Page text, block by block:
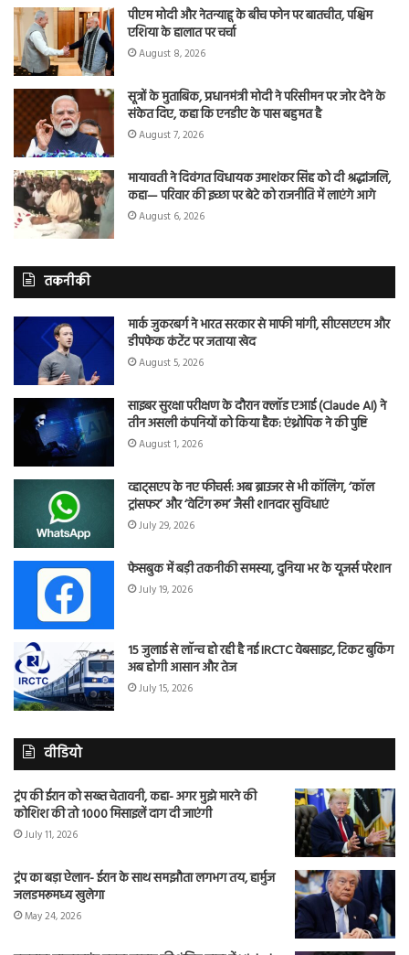
पीएम मोदी और नेतन्याहू के बीच फोन पर बातचीत, पश्चिम
एशिया के हालात पर चर्चा
August 8, 2026
सूत्रों के मुताबिक, प्रधानमंत्री मोदी ने परिसीमन पर जोर देने के
संकेत दिए, कहा कि एनडीए के पास बहुमत है
August 7, 2026
मायावती ने दिवंगत विधायक उमाशंकर सिंह को दी श्रद्धांजलि,
कहा— परिवार की इच्छा पर बेटे को राजनीति में लाएंगे आगे
August 6, 2026
तकनीकी
मार्क जुकरबर्ग ने भारत सरकार से माफी मांगी, सीएसएएम और
डीपफेक कंटेंट पर जताया खेद
August 5, 2026
साइबर सुरक्षा परीक्षण के दौरान क्लॉड एआई (Claude AI) ने
तीन असली कंपनियों को किया हैक: एंथ्रोपिक ने की पुष्टि
August 1, 2026
व्हाट्सएप के नए फीचर्स: अब ब्राउजर से भी कॉलिंग, ‘कॉल
ट्रांसफर’ और ‘वेटिंग रूम’ जैसी शानदार सुविधाएं
July 29, 2026
फेसबुक में बड़ी तकनीकी समस्या, दुनिया भर के यूजर्स परेशान
July 19, 2026
15 जुलाई से लॉन्च हो रही है नई IRCTC वेबसाइट, टिकट बुकिंग
अब होगी आसान और तेज
July 15, 2026
वीडियो
ट्रंप की ईरान को सख्त चेतावनी, कहा- अगर मुझे मारने की
कोशिश की तो 1000 मिसाइलें दाग दी जाएंगी
July 11, 2026
ट्रंप का बड़ा ऐलान- ईरान के साथ समझौता लगभग तय, हार्मुज
जलडमरूमध्य खुलेगा
May 24, 2026